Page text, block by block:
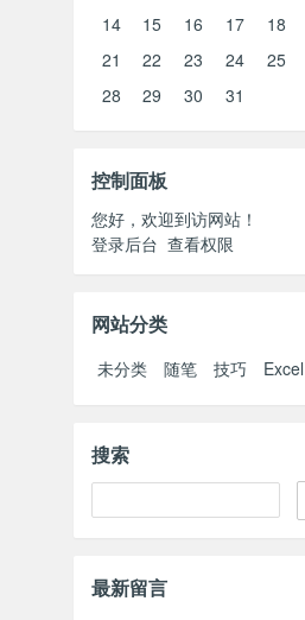
14
15 16 17 18
21
22 23 24 25
28
29 30 31
控制面板
您好，欢迎到访网站！
登录后台 查看权限
网站分类
未分类 随笔 技巧 Excel
搜索
最新留言